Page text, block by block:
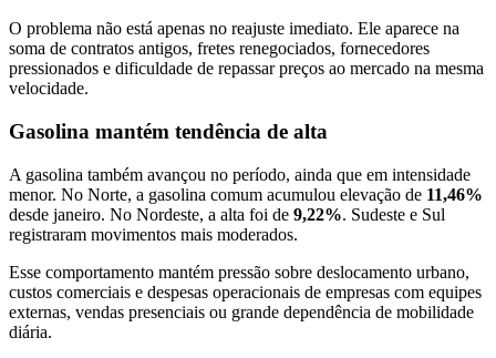
O problema não está apenas no reajuste imediato. Ele aparece na
soma de contratos antigos, fretes renegociados, fornecedores
pressionados e dificuldade de repassar preços ao mercado na mesma
velocidade.
Gasolina mantém tendência de alta
A gasolina também avançou no período, ainda que em intensidade
menor. No Norte, a gasolina comum acumulou elevação de 11,46%
desde janeiro. No Nordeste, a alta foi de 9,22%. Sudeste e Sul
registraram movimentos mais moderados.
Esse comportamento mantém pressão sobre deslocamento urbano,
custos comerciais e despesas operacionais de empresas com equipes
externas, vendas presenciais ou grande dependência de mobilidade
diária.